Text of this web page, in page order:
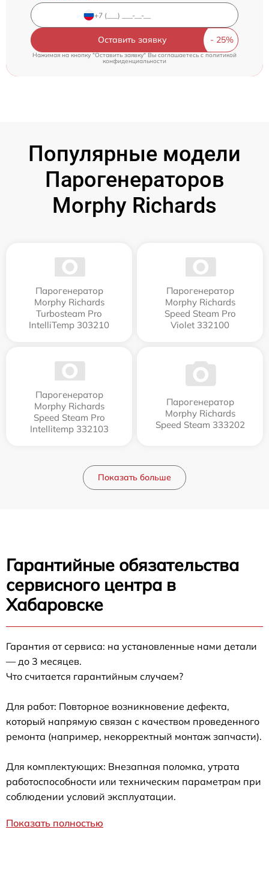
Оставить заявку
Нажимая на кнопку "Оставить заявку" Вы соглашаетесь cполитикой
конфиденциальности
Популярные модели
Парогенераторов
Morphy Richards
Парогенератор
Morphy Richards
Turbosteam Pro
IntelliTemp 303210
Парогенератор
Morphy Richards
Speed Steam Pro
Violet 332100
Парогенератор
Morphy Richards
Speed Steam Pro
Intellitemp 332103
Парогенератор
Morphy Richards
Speed Steam 333202
Показать больше
Гарантийные обязательства
сервисного центра в
Хабаровске
Гарантия от сервиса: на установленные нами детали
— до 3 месяцев.
Что считается гарантийным случаем?
Для работ: Повторное возникновение дефекта,
который напрямую связан с качеством проведенного
ремонта (например, некорректный монтаж запчасти).
Для комплектующих: Внезапная поломка, утрата
работоспособности или техническим параметрам при
соблюдении условий эксплуатации.
Показать полностью